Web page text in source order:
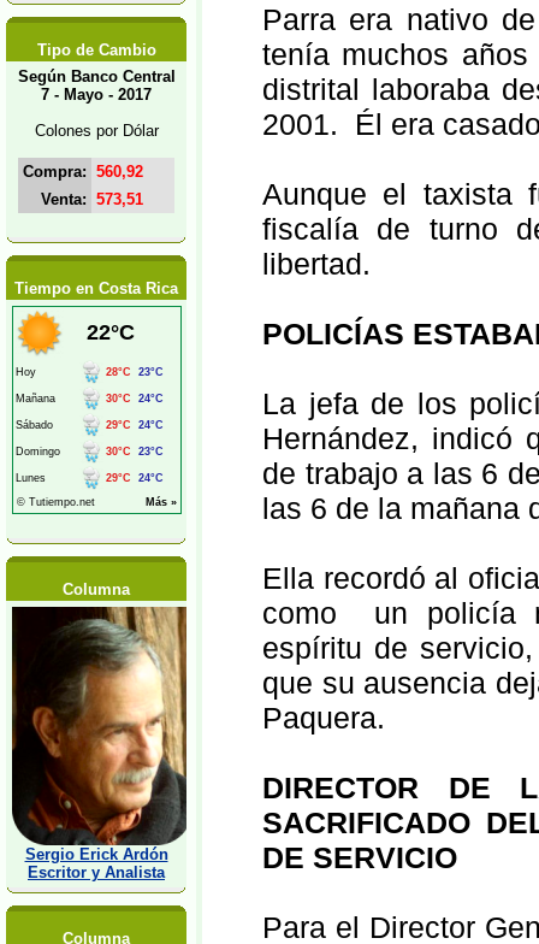
Tipo de Cambio
Según Banco Central
7 - Mayo - 2017
Colones por Dólar
Compra: 560,92
Venta: 573,51
Tiempo en Costa Rica
Columna
Sergio Erick Ardón
Escritor y Analista
Columna
Parra era nativo
tenía muchos
distrital laboraba
2001. Él era
Aunque el taxista
fiscalía de turno
libertad.
POLICÍAS
La jefa de los
Hernández, indicó
de trabajo a las 6
las 6 de la mañana
Ella recordó al
como un policía
espíritu de
que su ausencia
Paquera.
DIRECTOR DE
SACRIFICADO
DE SERVICIO
Para el Director